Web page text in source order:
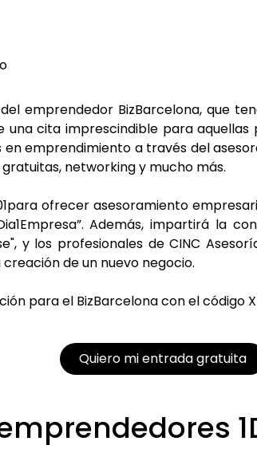
emprendedor BizBarcelona, que
una cita imprescindible para
emprendimiento a través del
networking y mucho más.
ofrecer asesoramiento
Además, impartirá la
y los profesionales de CINC
de un nuevo negocio.
para el BizBarcelona con el código
Quiero mi entrada gratuita